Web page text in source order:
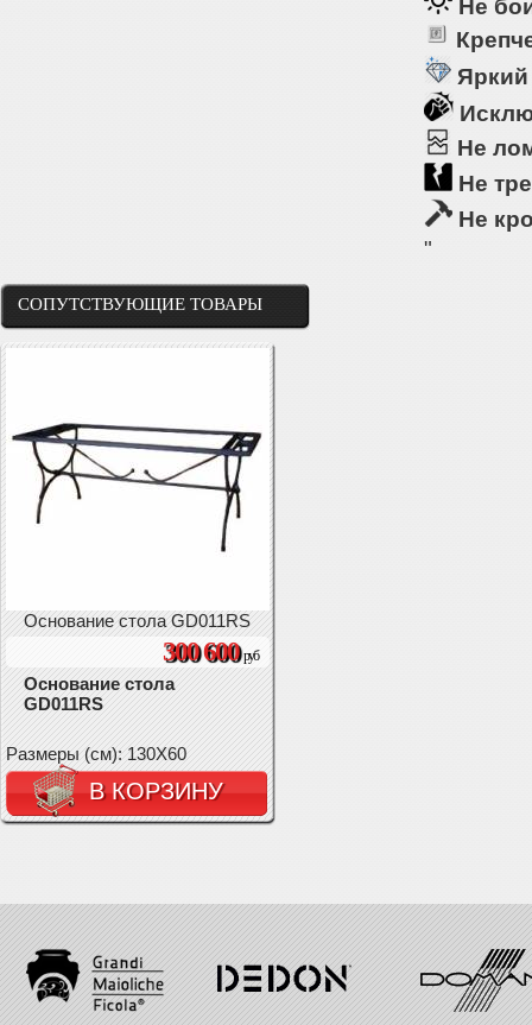
Не
Не
Не
Не
"
СОПУТСТВУЮЩИЕ ТОВАРЫ
Основание стола GD011RS
300 600руб
Основание стола
GD011RS
Размеры (см): 130X60
В КОРЗИНУ